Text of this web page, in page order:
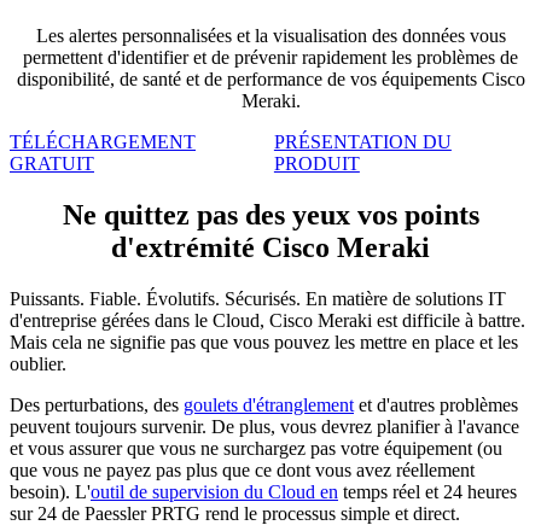
Les alertes personnalisées et la visualisation des données vous
permettent d'identifier et de prévenir rapidement les problèmes de
disponibilité, de santé et de performance de vos équipements Cisco
Meraki.
TÉLÉCHARGEMENT
GRATUIT
PRÉSENTATION DU
PRODUIT
Ne quittez pas des yeux vos points
d'extrémité Cisco Meraki
Puissants. Fiable. Évolutifs. Sécurisés. En matière de solutions IT
d'entreprise gérées dans le Cloud, Cisco Meraki est difficile à battre.
Mais cela ne signifie pas que vous pouvez les mettre en place et les
oublier.
Des perturbations, des goulets d'étranglement et d'autres problèmes
peuvent toujours survenir. De plus, vous devrez planifier à l'avance
et vous assurer que vous ne surchargez pas votre équipement (ou
que vous ne payez pas plus que ce dont vous avez réellement
besoin). L'outil de supervision du Cloud en temps réel et 24 heures
sur 24 de Paessler PRTG rend le processus simple et direct.